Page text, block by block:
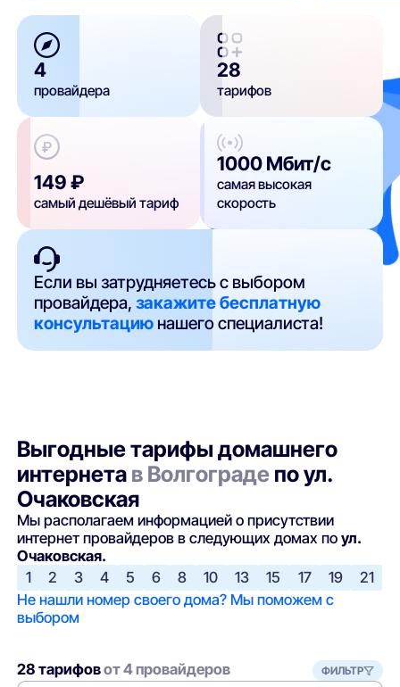
4
провайдера
28
тарифов
149 ₽
самый дешёвый тариф
1000 Мбит/с
самая высокая
скорость
Если вы затрудняетесь с выбором
провайдера,закажите бесплатную
консультацию нашего специалиста!
Выгодные тарифы домашнего
интернета в Волгограде по ул.
Очаковская
Мы располагаем информацией о присутствии
интернет провайдеров в следующих домах поул.
Очаковская.
1
2 3 4 5 6 8 10 13 15 17 19
21
Не нашли номер своего дома? Мы поможем с
выбором
28 тарифовот 4 провайдеров ФИЛЬТР